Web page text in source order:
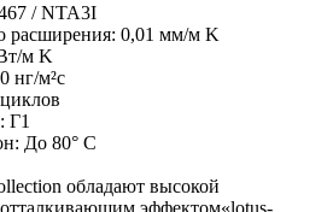
/ NTA3I
расширения: 0,01 мм/м K
м K
нг/м²с
Г1
До 80° C
обладают высокой
эффектом«lotus-